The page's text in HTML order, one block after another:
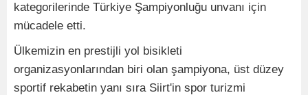
kategorilerinde Türkiye Şampiyonluğu unvanı için
mücadele etti.
Ülkemizin en prestijli yol bisikleti
organizasyonlarından biri olan şampiyona, üst düzey
sportif rekabetin yanı sıra Siirt'in spor turizmi